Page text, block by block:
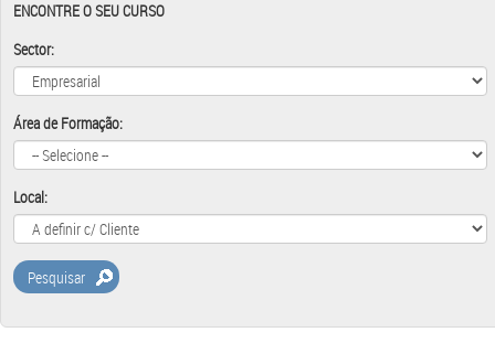
ENCONTRE O SEU CURSO
Sector:
Área de Formação:
Local:
Pesquisar